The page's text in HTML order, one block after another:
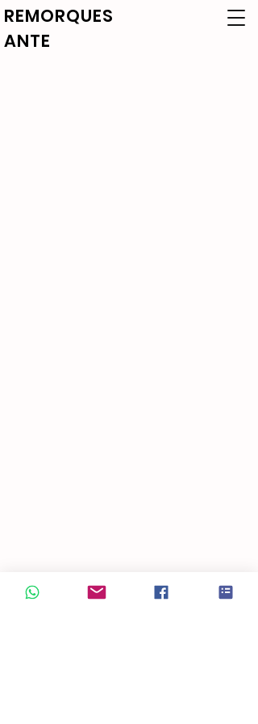
REMORQUES
ANTE